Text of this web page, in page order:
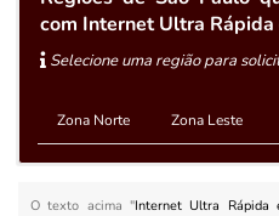
com Internet Ultra
Selecione uma região para
Zona Norte Zona Leste
O texto acima "Internet Ultra Rápida